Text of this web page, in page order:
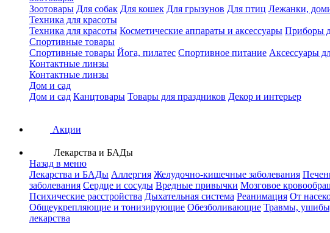
Зоотовары Для собак Для кошек Для грызунов Для птиц Лежанки,
Техника для красоты
Техника для красоты Косметические аппараты и аксессуары Приборы
Спортивные товары
Спортивные товары Йога, пилатес Спортивное питание Аксессуары
Контактные линзы
Контактные линзы
Дом и сад
Дом и сад Канцтовары Товары для праздников Декор и интерьер
Акции
Лекарства и БАДы
Назад в меню
Лекарства и БАДы Аллергия Желудочно-кишечные заболевания
заболевания Сердце и сосуды Вредные привычки Мозговое
Психические расстройства Дыхательная система Реанимация От
Общеукрепляющие и тонизирующие Обезболивающие Травмы,
лекарства